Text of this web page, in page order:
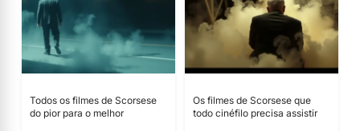
Todos os filmes de Scorsese
do pior para o melhor
Os filmes de Scorsese que
todo cinéfilo precisa assistir